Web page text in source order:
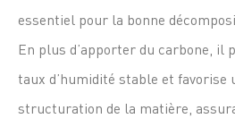
essentiel pour la bonne
En plus d’apporter du carbone, il
taux d’humidité stable et favorise
structuration de la matière,